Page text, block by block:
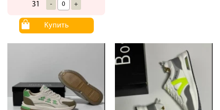
31 - +
Купить